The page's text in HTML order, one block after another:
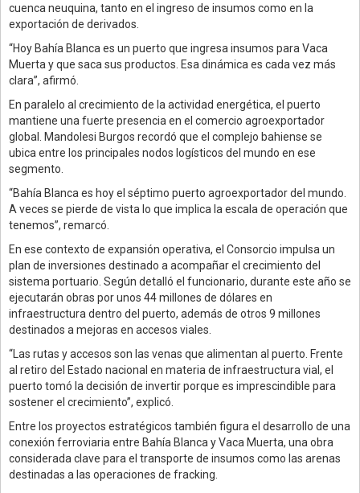
cuenca neuquina, tanto en el ingreso de insumos como en la
exportación de derivados.
“Hoy Bahía Blanca es un puerto que ingresa insumos para Vaca
Muerta y que saca sus productos. Esa dinámica es cada vez más
clara”, afirmó.
En paralelo al crecimiento de la actividad energética, el puerto
mantiene una fuerte presencia en el comercio agroexportador
global. Mandolesi Burgos recordó que el complejo bahiense se
ubica entre los principales nodos logísticos del mundo en ese
segmento.
“Bahía Blanca es hoy el séptimo puerto agroexportador del mundo.
A veces se pierde de vista lo que implica la escala de operación que
tenemos”, remarcó.
En ese contexto de expansión operativa, el Consorcio impulsa un
plan de inversiones destinado a acompañar el crecimiento del
sistema portuario. Según detalló el funcionario, durante este año se
ejecutarán obras por unos 44 millones de dólares en
infraestructura dentro del puerto, además de otros 9 millones
destinados a mejoras en accesos viales.
“Las rutas y accesos son las venas que alimentan al puerto. Frente
al retiro del Estado nacional en materia de infraestructura vial, el
puerto tomó la decisión de invertir porque es imprescindible para
sostener el crecimiento”, explicó.
Entre los proyectos estratégicos también figura el desarrollo de una
conexión ferroviaria entre Bahía Blanca y Vaca Muerta, una obra
considerada clave para el transporte de insumos como las arenas
destinadas a las operaciones de fracking.